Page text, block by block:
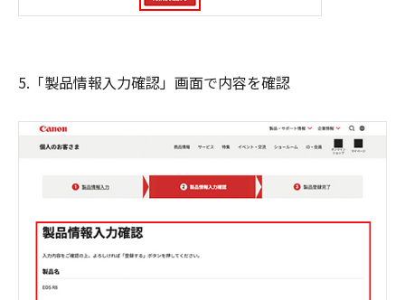
5.「製品情報入力確認」画面で内容を確認